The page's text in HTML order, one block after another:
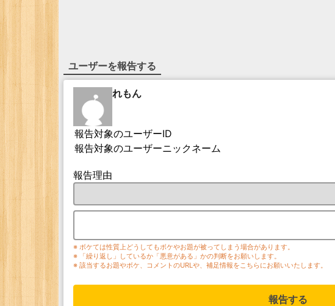
ユーザーを報告する
れもん
報告対象のユーザーID
報告対象のユーザーニックネーム
報告理由
※ ボケては性質上どうしてもボケやお題が被ってしまう場合があります。
※ 「繰り返し」しているか「悪意がある」かの判断をお願いします。
※ 該当するお題やボケ、コメントのURLや、補足情報をこちらにお願いいたします。
報告する